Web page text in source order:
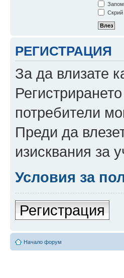
РЕГИСТРАЦИЯ
За да влизате
потребители
Преди да
изисквания за
Условия за
Регистрация
Начало форум